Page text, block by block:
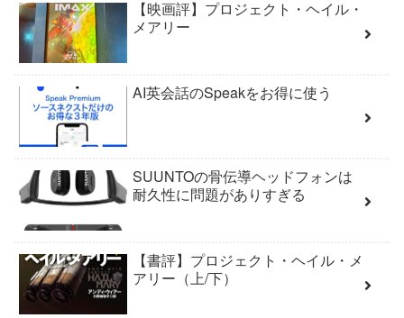
【映画評】プロジェクト・ヘイル・
メアリー
AI英会話のSpeakをお得に使う
SUUNTOの骨伝導ヘッドフォンは
耐久性に問題がありすぎる
【書評】プロジェクト・ヘイル・メ
アリー（上/下）